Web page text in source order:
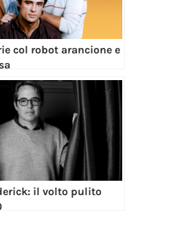
col robot arancione e
il volto pulito